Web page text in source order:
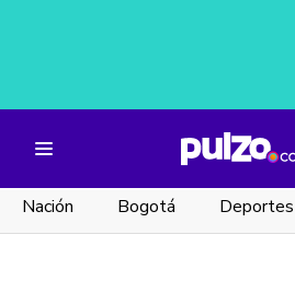
Nación Bogotá Deportes